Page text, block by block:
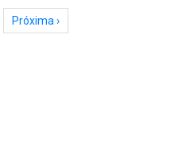
Próxima página
Próxima ›